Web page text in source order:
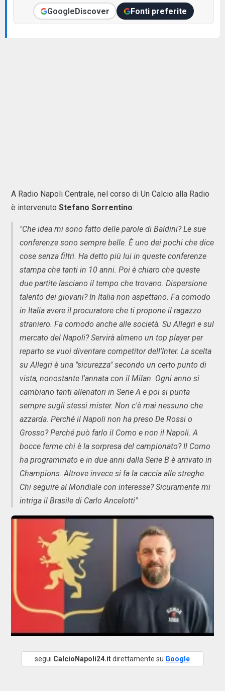
GoogleDiscover Fonti preferite
A Radio Napoli Centrale, nel corso di Un Calcio alla Radio
è intervenuto Stefano Sorrentino:
"Che idea mi sono fatto delle parole di Baldini? Le sue
conferenze sono sempre belle. È uno dei pochi che dice
cose senza filtri. Ha detto più lui in queste conferenze
stampa che tanti in 10 anni. Poi è chiaro che queste
due partite lasciano il tempo che trovano. Dispersione
talento dei giovani? In Italia non aspettano. Fa comodo
in Italia avere il procuratore che ti propone il ragazzo
straniero. Fa comodo anche alle società. Su Allegri e sul
mercato del Napoli? Servirà almeno un top player per
reparto se vuoi diventare competitor dell'Inter. La scelta
su Allegri è una "sicurezza" secondo un certo punto di
vista, nonostante l'annata con il Milan. Ogni anno si
cambiano tanti allenatori in Serie A e poi si punta
sempre sugli stessi mister. Non c'è mai nessuno che
azzarda. Perché il Napoli non ha preso De Rossi o
Grosso? Perché può farlo il Como e non il Napoli. A
bocce ferme chi è la sorpresa del campionato? Il Como
ha programmato e in due anni dalla Serie B è arrivato in
Champions. Altrove invece si fa la caccia alle streghe.
Chi seguire al Mondiale con interesse? Sicuramente mi
intriga il Brasile di Carlo Ancelotti"
segui CalcioNapoli24.itdirettamente su Google